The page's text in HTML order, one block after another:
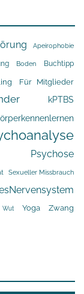
Apeirophobie
Boden Buchtipp
Für Mitglieder
kPTBS
Psychose
Sexueller Missbrauch
Wut Yoga Zwang